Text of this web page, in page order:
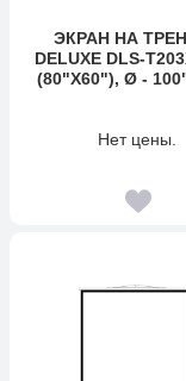
ЭКРАН НА
DELUXE DLS-
(80"Х60"), Ø -
Нет цены.